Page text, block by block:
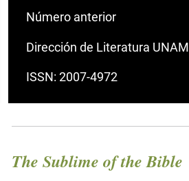
Número anterior
Dirección de Literatura UNAM
ISSN: 2007-4972
The Sublime of the Bible